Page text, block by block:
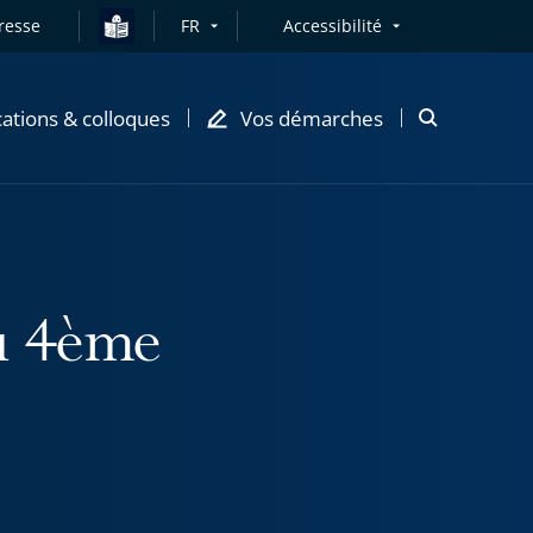
FR Accessibilité
& colloques Vos démarches
Ouvrir
4ème